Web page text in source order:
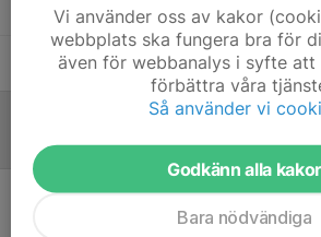
Magnus Abrahamsson Tränare
Peter LeanderTränare
Inför match/Referat
Inget referat skrivet
Vi använder oss av kakor
webbplats ska fungera bra för
även för webbanalys i syfte att
förbättra våra
Så använder vi
Godkänn alla kakor
Bara nödvändiga